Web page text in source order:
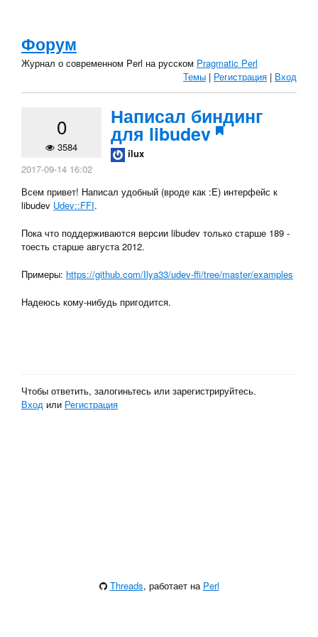
Форум
Журнал о современном Perl на русском Pragmatic Perl
Темы | Регистрация | Вход
0
3584
Написал биндинг
для libudev
ilux
2017-09-14 16:02
Всем привет! Написал удобный (вроде как :E) интерфейс к
libudev Udev::FFI.
Пока что поддерживаются версии libudev только старше 189 -
тоесть старше августа 2012.
Примеры: https://github.com/Ilya33/udev-ffi/tree/master/examples
Надеюсь кому-нибудь пригодится.
Чтобы ответить, залогиньтесь или зарегистрируйтесь.
Вход или Регистрация
Threads, работает на Perl